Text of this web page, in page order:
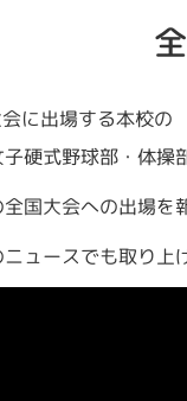
に出場する本校の
硬式野球部・体操
国大会への出場を
ュースでも取り上